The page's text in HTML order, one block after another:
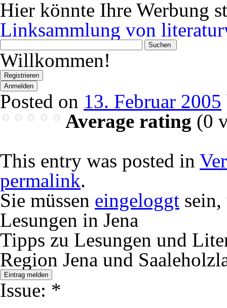
Hier könnte Ihre Werbung
Linksammlung von
Wonach
suchen
Sie?
Willkommen!
Registrieren
Anmelden
Posted on 13. Februar 2005
Average rating (0
This entry was posted in
permalink.
Sie müssen eingeloggt
Lesungen in Jena
Tipps zu Lesungen und
Region Jena und
Eintrag melden
Issue: *